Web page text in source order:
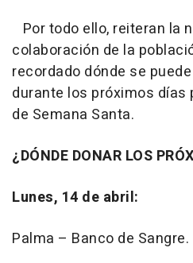
Por todo ello, reiteran la
colaboración de la
recordado dónde se
durante los próximos
de Semana Santa.
¿DÓNDE DONAR LOS
Lunes, 14 de abril:
Palma – Banco de